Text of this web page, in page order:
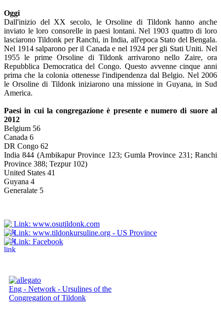
Oggi
Dall'inizio del XX secolo, le Orsoline di Tildonk hanno anche
inviato le loro consorelle in paesi lontani. Nel 1903 quattro di loro
lasciarono Tildonk per Ranchi, in India, all'epoca Stato del Bengala.
Nel 1914 salparono per il Canada e nel 1924 per gli Stati Uniti. Nel
1955 le prime Orsoline di Tildonk arrivarono nello Zaire, ora
Repubblica Democratica del Congo. Questo avvenne cinque anni
prima che la colonia ottenesse l'indipendenza dal Belgio. Nel 2006
le Orsoline di Tildonk iniziarono una missione in Guyana, in Sud
America.
Paesi in cui la congregazione è presente e numero di suore al
2012
Belgium 56
Canada 6
DR Congo 62
India 844 (Ambikapur Province 123; Gumla Province 231; Ranchi
Province 388; Tezpur 102)
United States 41
Guyana 4
Generalate 5
Link: www.osutildonk.com
Link: www.tildonkursuline.org - US Province
Link: Facebook
Eng - Network - Ursulines of the
Congregation of Tildonk